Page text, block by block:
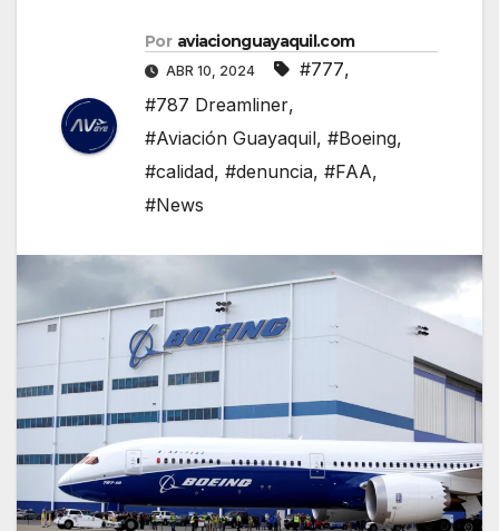
Por aviacionguayaquil.com
ABR 10, 2024 #777,
#787 Dreamliner,
#Aviación Guayaquil, #Boeing,
#calidad, #denuncia, #FAA,
#News